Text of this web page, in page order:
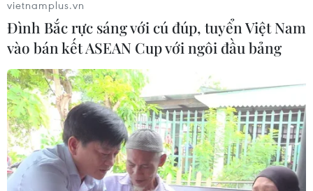
Ngư dân Quảng Bình giao nộp vật liệu nổ
dùng trong khai thác hải sản trái phép
04/01/2024 13:01
Các ngư dân đã giao nộp 5 hộp pháo hoa nổ có xuất
vietnamplus.vn
Đình Bắc rực sáng với cú đúp, tuyển Việt Nam
vào bán kết ASEAN Cup với ngôi đầu bảng